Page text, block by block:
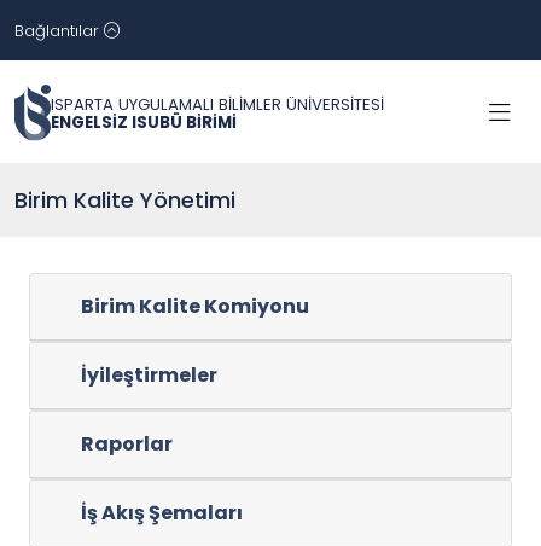
Bağlantılar
ISPARTA UYGULAMALI BİLİMLER ÜNİVERSİTESİ
ENGELSİZ ISUBÜ BİRİMİ
Birim Kalite Yönetimi
Birim Kalite Komiyonu
İyileştirmeler
Raporlar
İş Akış Şemaları